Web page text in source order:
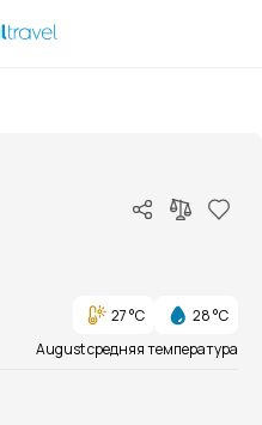
27 °C
28 °C
August средняя температура